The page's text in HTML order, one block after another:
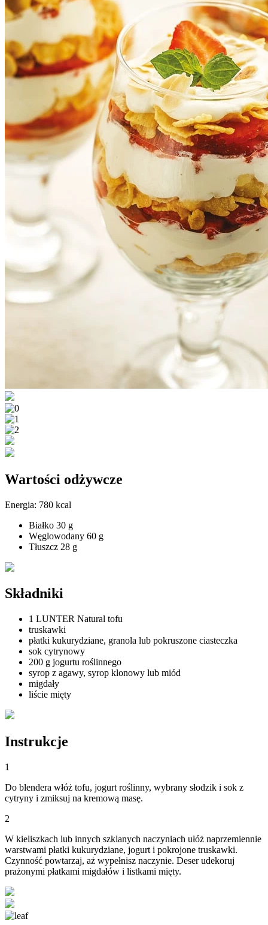
Wartości odżywcze
Energia: 780 kcal
Białko 30 g
Węglowodany 60 g
Tłuszcz 28 g
Składniki
1 LUNTER Natural tofu
truskawki
płatki kukurydziane, granola lub pokruszone ciasteczka
sok cytrynowy
200 g jogurtu roślinnego
syrop z agawy, syrop klonowy lub miód
migdały
liście mięty
Instrukcje
1
Do blendera włóż tofu, jogurt roślinny, wybrany słodzik i sok z
cytryny i zmiksuj na kremową masę.
2
W kieliszkach lub innych szklanych naczyniach ułóż naprzemiennie
warstwami płatki kukurydziane, jogurt i pokrojone truskawki.
Czynność powtarzaj, aż wypełnisz naczynie. Deser udekoruj
prażonymi płatkami migdałów i listkami mięty.